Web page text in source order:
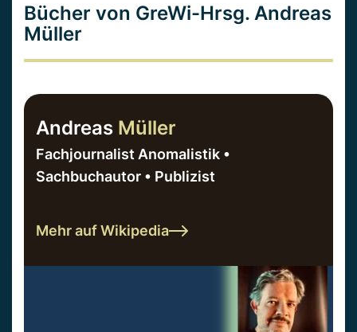
Bücher von GreWi-Hrsg. Andreas
Müller
Andreas Müller
Fachjournalist Anomalistik •
Sachbuchautor • Publizist
Mehr auf Wikipedia